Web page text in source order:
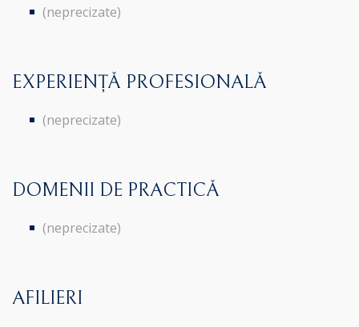
(neprecizate)
EXPERIENȚĂ PROFESIONALĂ
(neprecizate)
DOMENII DE PRACTICĂ
(neprecizate)
AFILIERI